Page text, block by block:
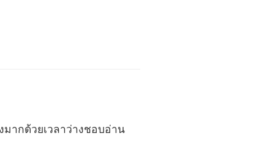
ากด้วยเวลาว่างชอบอ่าน